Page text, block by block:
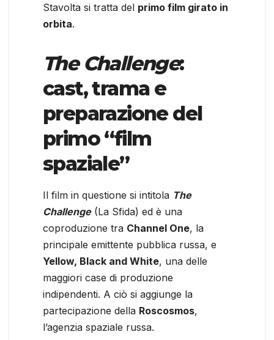
Stavolta si tratta del primo film girato in
orbita.
The Challenge:
cast, trama e
preparazione del
primo “film
spaziale”
Il film in questione si intitola The
Challenge (La Sfida) ed è una
coproduzione tra Channel One, la
principale emittente pubblica russa, e
Yellow, Black and White, una delle
maggiori case di produzione
indipendenti. A ciò si aggiunge la
partecipazione della Roscosmos,
l’agenzia spaziale russa.